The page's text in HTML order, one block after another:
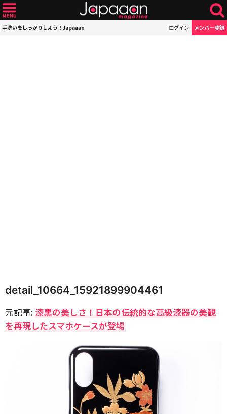
手洗いをしっかりしよう！Japaaan ログイン メンバー登録
detail_10664_15921899904461
元記事: 漆黒の美しさ！日本の伝統的な高級漆器の美観
を再現したスマホケースが登場